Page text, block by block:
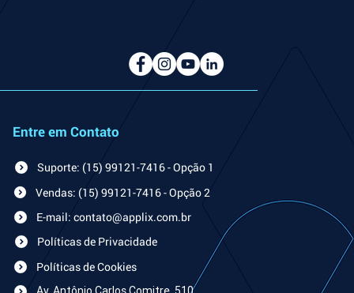
Entre em Contato
Suporte: (15) 99121-7416 - Opção 1
Vendas: (15) 99121-7416 - Opção 2
E-mail: contato@applix.com.br
Políticas de Privacidade
Políticas de Cookies